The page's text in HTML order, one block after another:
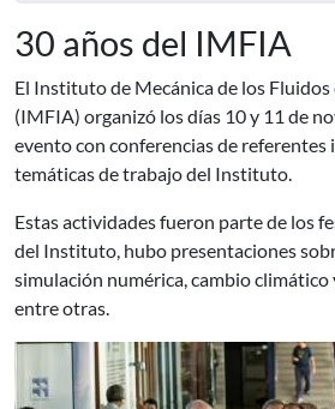
30 años del IMFIA
El Instituto de Mecánica de los
(IMFIA) organizó los días 10 y 11 de
evento con conferencias de referentes
temáticas de trabajo del Instituto.
Estas actividades fueron parte de los
del Instituto, hubo presentaciones
simulación numérica, cambio climático
entre otras.